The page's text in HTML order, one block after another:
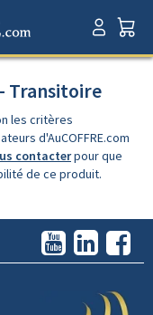
Transitoire
les critères
d'AuCOFFRE.com
contacterpour que
de ce produit.